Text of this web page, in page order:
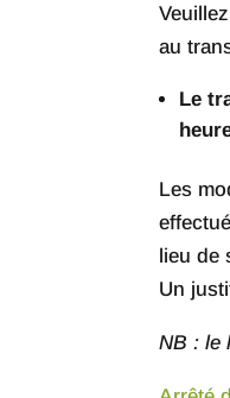
au
Le
Les
lieu de
Un
NB : le